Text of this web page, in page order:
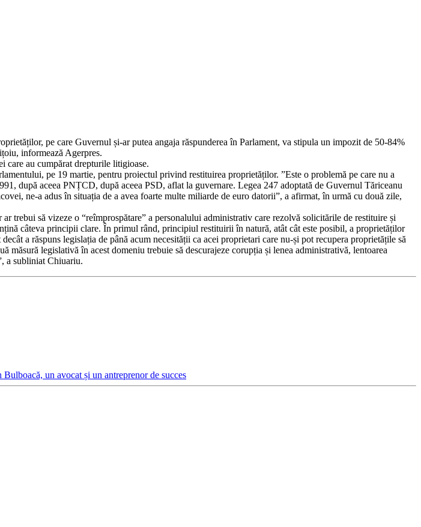
pe care Guvernul și-ar putea angaja răspunderea în Parlament, va stipula un impozit de 50-84%
informează Agerpres.
care au cumpărat drepturile litigioase.
pe 19 martie, pentru proiectul privind restituirea proprietăților. ”Este o problemă pe care nu a
după aceea PNȚCD, după aceea PSD, aflat la guvernare. Legea 247 adoptată de Guvernul Tăriceanu
ne-a adus în situația de a avea foarte multe miliarde de euro datorii”, a afirmat, în urmă cu două zile,
să vizeze o “reîmprospătare” a personalului administrativ care rezolvă solicitările de restituire și
câteva principii clare. În primul rând, principiul restituirii în natură, atât cât este posibil, a proprietăților
a răspuns legislația de până acum necesității ca acei proprietari care nu-și pot recupera proprietățile să
legislativă în acest domeniu trebuie să descurajeze corupția și lenea administrativă, lentoarea
a subliniat Chiuariu.
un avocat și un antreprenor de succes